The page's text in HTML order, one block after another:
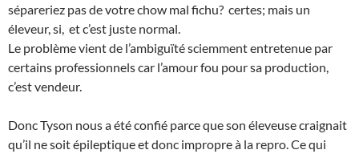
sépareriez pas de votre chow mal fichu? certes; mais un
éleveur, si, et c’est juste normal.
Le problème vient de l’ambiguïté sciemment entretenue par
certains professionnels car l’amour fou pour sa production,
c’est vendeur.
Donc Tyson nous a été confié parce que son éleveuse craignait
qu’il ne soit épileptique et donc impropre à la repro. Ce qui